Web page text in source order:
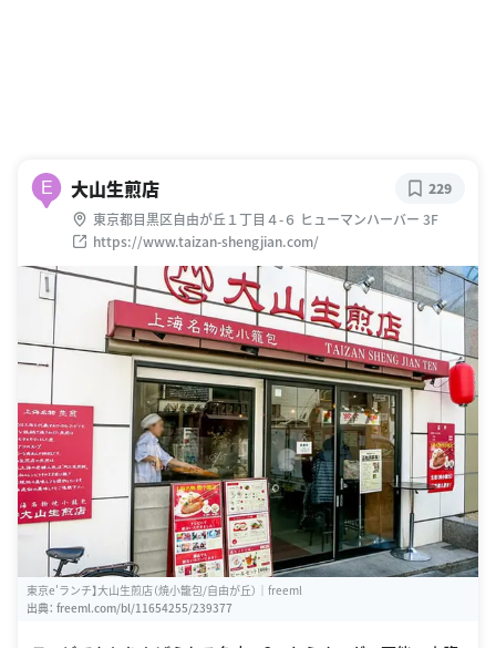
E 大山生煎店
東京都目黒区自由が丘１丁目４-６ ヒューマンハーバー 3F
https://www.taizan-shengjian.com/
229
東京e'ランチ】大山生煎店（焼小籠包/自由が丘）｜freeml
出典： freeml.com/bl/11654255/239377